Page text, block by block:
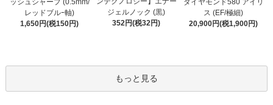
レッドブルｰ軸)
1,650円(税150円)
ジェルノック (黒)
352円(税32円)
ス (EF/極細)
20,900円(税1,900円)
もっと見る